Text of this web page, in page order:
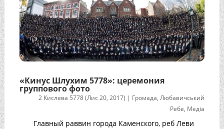
«Кинус Шлухим 5778»: церемония
группового фото
2 Кислева 5778 (Лис 20, 2017) | Громада,Любавичський
Ребе, Медіа
Главный раввин города Каменского, реб Леви